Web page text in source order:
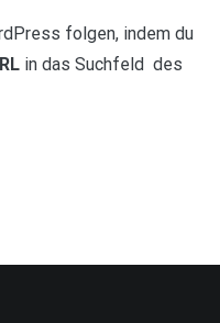
folgen, indem du
in das Suchfeld des